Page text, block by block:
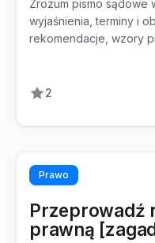
Zrozum pismo sądowe
wyjaśnienia, terminy i
rekomendacje, wzory
2
Prawo
Przeprowadź
prawną